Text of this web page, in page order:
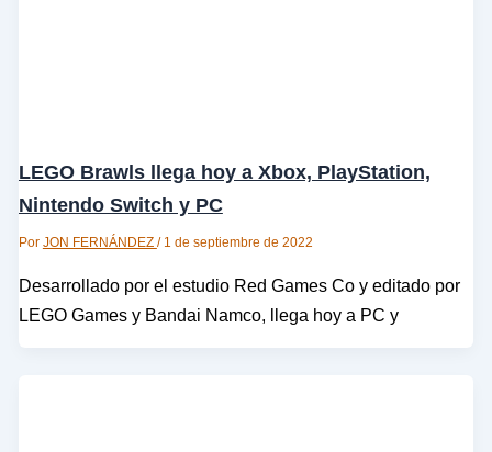
LEGO Brawls llega hoy a Xbox, PlayStation,
Nintendo Switch y PC
Por JON FERNÁNDEZ / 1 de septiembre de 2022
Desarrollado por el estudio Red Games Co y editado por
LEGO Games y Bandai Namco, llega hoy a PC y